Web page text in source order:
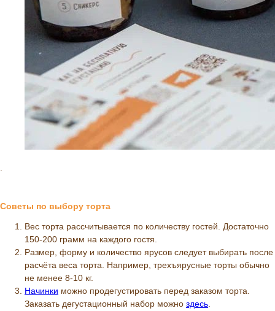
.
Советы по выбору торта
Вес торта рассчитывается по количеству гостей. Достаточно
150-200 грамм на каждого гостя.
Размер, форму и количество ярусов следует выбирать после
расчёта веса торта. Например, трехъярусные торты обычно
не менее 8-10 кг.
Начинки можно продегустировать перед заказом торта.
Заказать дегустационный набор можно здесь.